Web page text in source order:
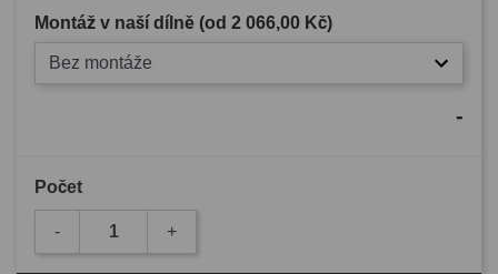
Montáž v naší dílně (od 2 066,00 Kč)
Bez montáže
-
Počet
- +